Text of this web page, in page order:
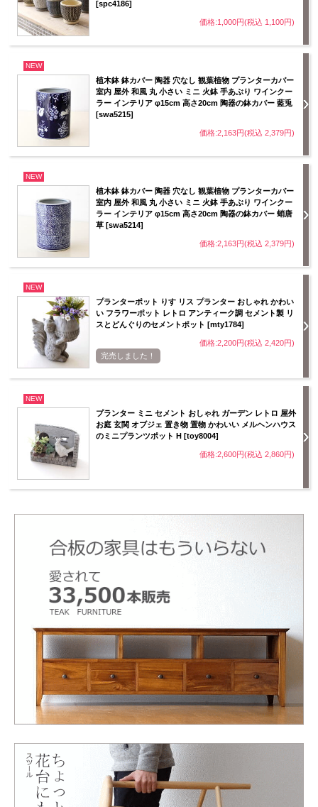
[spc4186]
価格:1,000円(税込 1,100円)
NEW
植木鉢 鉢カバー 陶器 穴なし 観葉植物 プランターカバー
室内 屋外 和風 丸 小さい ミニ 火鉢 手あぶり ワインクー
ラー インテリア φ15cm 高さ20cm 陶器の鉢カバー 藍兎
[swa5215]
価格:2,163円(税込 2,379円)
NEW
植木鉢 鉢カバー 陶器 穴なし 観葉植物 プランターカバー
室内 屋外 和風 丸 小さい ミニ 火鉢 手あぶり ワインクー
ラー インテリア φ15cm 高さ20cm 陶器の鉢カバー 蛸唐
草 [swa5214]
価格:2,163円(税込 2,379円)
NEW
プランターポット りす リス プランター おしゃれ かわい
い フラワーポット レトロ アンティーク調 セメント製 リ
スとどんぐりのセメントポット [mty1784]
価格:2,200円(税込 2,420円)
完売しました！
NEW
プランター ミニ セメント おしゃれ ガーデン レトロ 屋外
お庭 玄関 オブジェ 置き物 置物 かわいい メルヘンハウス
のミニプランツポット H [toy8004]
価格:2,600円(税込 2,860円)